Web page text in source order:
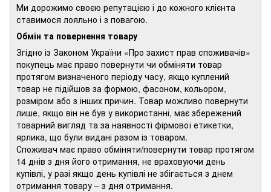
Ми дорожимо своєю репутацією і до кожного клієнта
ставимося лояльно і з повагою.
Обмін та повернення товару
Згідно із Законом України «Про захист прав споживачів»
покупець має право повернути чи обміняти товар
протягом визначеного періоду часу, якщо куплений
товар не підійшов за формою, фасоном, кольором,
розміром або з інших причин. Товар можливо повернути
лише, якщо він не був у використанні, має збережений
товарний вигляд та за наявності фірмової етикетки,
ярлика, що були видані разом із товаром.
Споживач має право обміняти/повернути товар протягом
14 днів з дня його отримання, не враховуючи день
купівлі, у разі якщо день купівлі не збігається з днем
отримання товару – з дня отримання.